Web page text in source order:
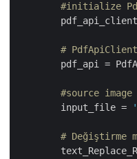
#initialize
#
pdf_api =
#source
        input_file =
# Değiştirme